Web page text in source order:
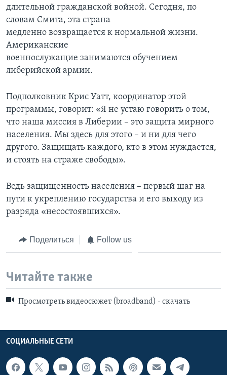
длительной гражданской войной. Сегодня, по
словам Смита, эта страна
медленно возвращается к нормальной жизни.
Американские
военнослужащие занимаются обучением
либерийской армии.
Подполковник Крис Уатт, координатор этой
программы, говорит: «Я не устаю говорить о том,
что наша миссия в Либерии – это защита мирного
населения. Мы здесь для этого – и ни для чего
другого. Защищать каждого, кто в этом нуждается,
и стоять на страже свободы».
Ведь защищенность населения – первый шаг на
пути к укреплению государства и его выходу из
разряда «несостоявшихся».
Поделиться Follow us
Читайте также
Просмотреть видеосюжет (broadband) - скачать
СОЦИАЛЬНЫЕ СЕТИ